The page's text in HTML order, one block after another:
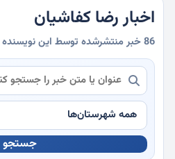
اجتماعی
فرهنگی
ورزشی
چندرسانه
اخبار رضا کفاشیان
86 خبر منتشرشده توسط این نویسنده
جستجو